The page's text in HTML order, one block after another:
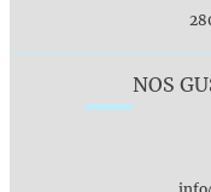
NOS